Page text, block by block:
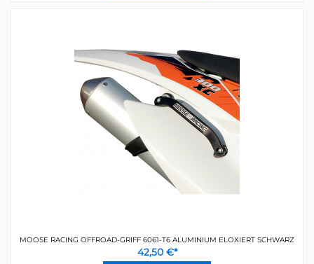
MOOSE RACING OFFROAD-GRIFF 6061-T6 ALUMINIUM ELOXIERT SCHWARZ
42,50 €*